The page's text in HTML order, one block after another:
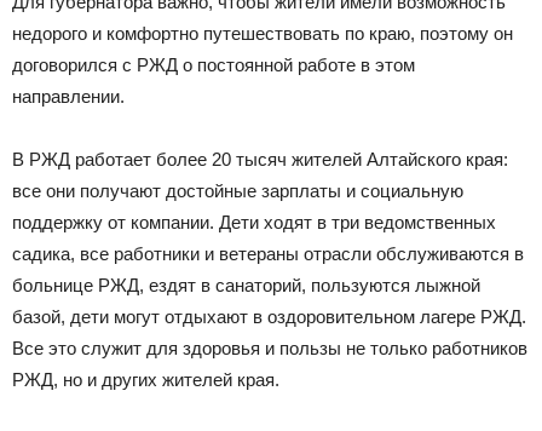
недорого и комфортно путешествовать по краю, поэтому он
договорился с РЖД о постоянной работе в этом
направлении.
В РЖД работает более 20 тысяч жителей Алтайского края:
все они получают достойные зарплаты и социальную
поддержку от компании. Дети ходят в три ведомственных
садика, все работники и ветераны отрасли обслуживаются в
больнице РЖД, ездят в санаторий, пользуются лыжной
базой, дети могут отдыхают в оздоровительном лагере РЖД.
Все это служит для здоровья и пользы не только работников
РЖД, но и других жителей края.